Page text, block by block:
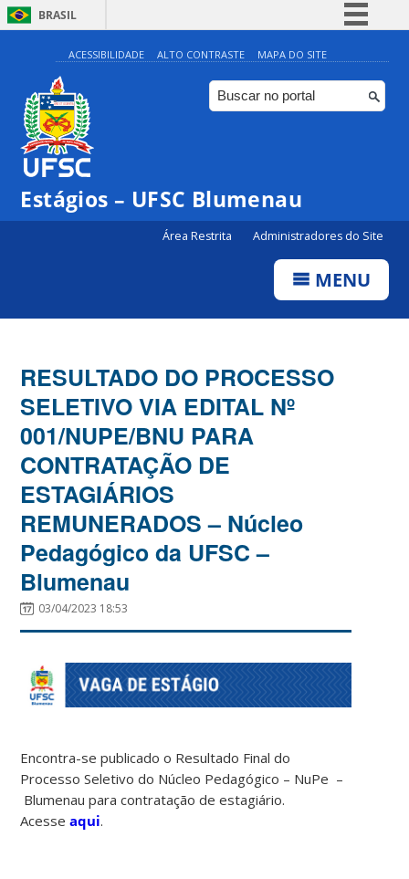
BRASIL
Simplifique!
Comunica BR
Participe
Canais
ACESSIBILIDADE ALTO CONTRASTE MAPA DO SITE
Estágios – UFSC Blumenau
Área Restrita Administradores do Site
MENU
RESULTADO DO PROCESSO
SELETIVO VIA EDITAL Nº
001/NUPE/BNU PARA
CONTRATAÇÃO DE
ESTAGIÁRIOS
REMUNERADOS – Núcleo
Pedagógico da UFSC –
Blumenau
03/04/2023 18:53
Encontra-se publicado o Resultado Final do
Processo Seletivo do Núcleo Pedagógico – NuPe –
Blumenau para contratação de estagiário.
Acesseaqui.